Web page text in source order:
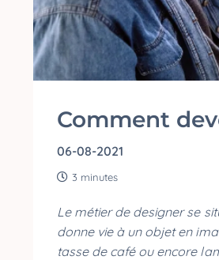
Comment
06-08-2021
3 minutes
Le métier de designer se
donne vie à un objet en
tasse de café ou encore